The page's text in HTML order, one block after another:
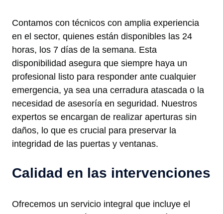
Contamos con técnicos con amplia experiencia
en el sector, quienes están disponibles las 24
horas, los 7 días de la semana. Esta
disponibilidad asegura que siempre haya un
profesional listo para responder ante cualquier
emergencia, ya sea una cerradura atascada o la
necesidad de asesoría en seguridad. Nuestros
expertos se encargan de realizar aperturas sin
daños, lo que es crucial para preservar la
integridad de las puertas y ventanas.
Calidad en las intervenciones
Ofrecemos un servicio integral que incluye el